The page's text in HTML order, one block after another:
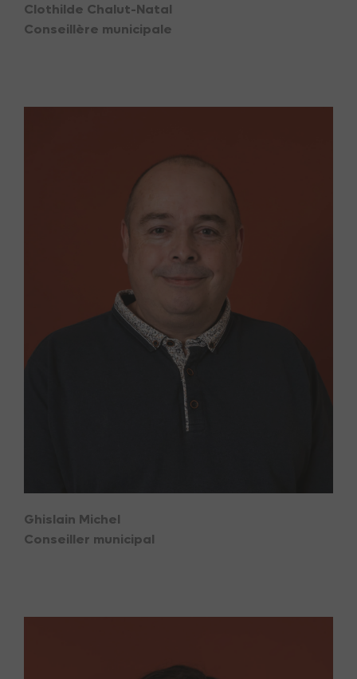
Clothilde Chalut-Natal
Conseillère municipale
Ghislain Michel
Conseiller municipal